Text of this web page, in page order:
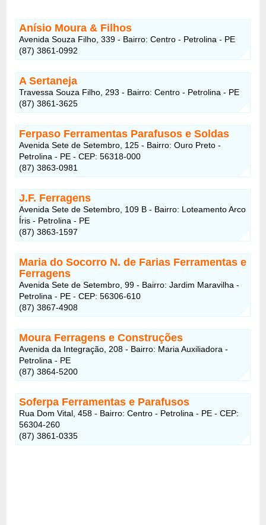
Anísio Moura & Filhos
Avenida Souza Filho, 339 - Bairro: Centro - Petrolina - PE
(87) 3861-0992
A Sertaneja
Travessa Souza Filho, 293 - Bairro: Centro - Petrolina - PE
(87) 3861-3625
Ferpaso Ferramentas Parafusos e Soldas
Avenida Sete de Setembro, 125 - Bairro: Ouro Preto -
Petrolina - PE - CEP: 56318-000
(87) 3863-0981
J.F. Ferragens
Avenida Sete de Setembro, 109 B - Bairro: Loteamento Arco
Íris - Petrolina - PE
(87) 3863-1597
Maria do Socorro N. de Farias Ferramentas e
Ferragens
Avenida Sete de Setembro, 99 - Bairro: Jardim Maravilha -
Petrolina - PE - CEP: 56306-610
(87) 3867-4908
Moura Ferragens e Construções
Avenida da Integração, 208 - Bairro: Maria Auxiliadora -
Petrolina - PE
(87) 3864-5200
Soferpa Ferramentas e Parafusos
Rua Dom Vital, 458 - Bairro: Centro - Petrolina - PE - CEP:
56304-260
(87) 3861-0335